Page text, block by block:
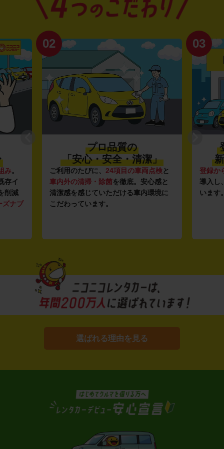
み。
存イ
削減
ズナブ
02
プロ品質の
「安心・安全・清潔」
ご利用のたびに、 24項目の車両点検と
車内外の清掃・除菌を徹底。安心感と
清潔感を感じていただける車内環境に
こだわっています。
03
登録か
導入し
います
選ばれる理由を見る